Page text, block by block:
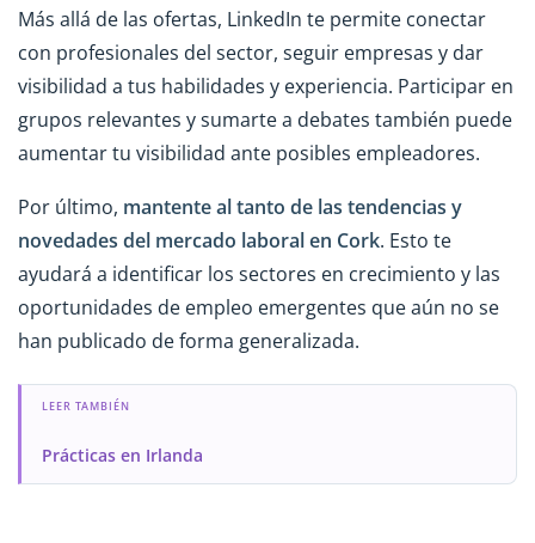
Más allá de las ofertas, LinkedIn te permite conectar
con profesionales del sector, seguir empresas y dar
visibilidad a tus habilidades y experiencia. Participar en
grupos relevantes y sumarte a debates también puede
aumentar tu visibilidad ante posibles empleadores.
Por último, mantente al tanto de las tendencias y
novedades del mercado laboral en Cork. Esto te
ayudará a identificar los sectores en crecimiento y las
oportunidades de empleo emergentes que aún no se
han publicado de forma generalizada.
LEER TAMBIÉN
Prácticas en Irlanda